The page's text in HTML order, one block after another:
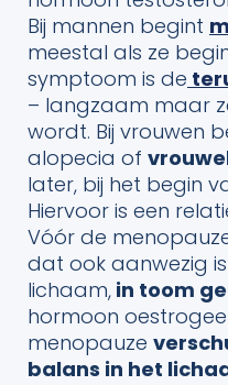
Bij mannen begint
meestal als ze
symptoom is de
– langzaam maar
wordt. Bij vrouwen
alopecia of
later, bij het begin
Hiervoor is een
Vóór de
dat ook aanwezig
lichaam, in toom
hormoon
menopauze
balans in het